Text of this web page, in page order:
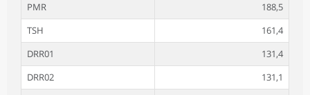
PMR
188,5
TSH
161,4
DRR01
131,4
DRR02
131,1